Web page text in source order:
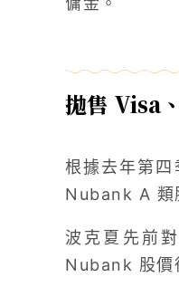
拋售 Visa
根據去年第
Nubank A 類
波克夏先前
Nubank 股價